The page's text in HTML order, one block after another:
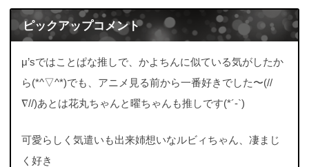
ピックアップコメント
μ’sではことぱな推しで、かよちんに似ている気がしたか
ら(*^▽^*)でも、アニメ見る前から一番好きでした〜(//
∇//)あとは花丸ちゃんと曜ちゃんも推しです(*´-`)
可愛らしく気遣いも出来姉想いなルビィちゃん、凄まじ
く好き